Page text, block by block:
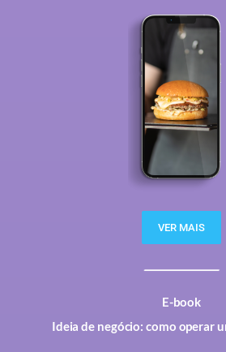
VER MAIS
E-book
Ideia de negócio: como operar